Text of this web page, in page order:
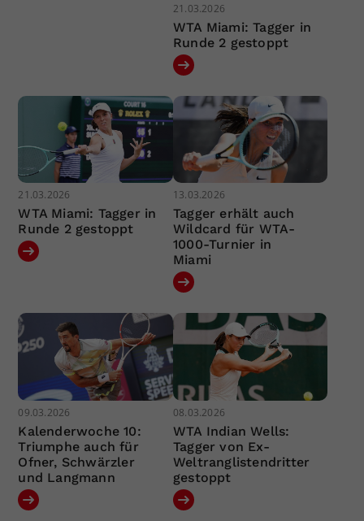
21.03.2026
WTA Miami: Tagger in
Runde 2 gestoppt
21.03.2026
WTA Miami: Tagger in
Runde 2 gestoppt
13.03.2026
Tagger erhält auch
Wildcard für WTA-
1000-Turnier in
Miami
09.03.2026
Kalenderwoche 10:
Triumphe auch für
Ofner, Schwärzler
und Langmann
08.03.2026
WTA Indian Wells:
Tagger von Ex-
Weltranglistendritter
gestoppt